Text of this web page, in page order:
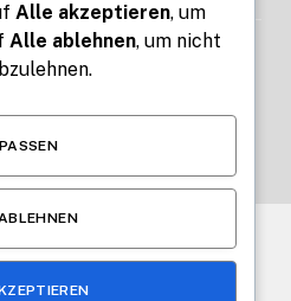
News über Künstliche
und moderne
vorbehalten.News Impuls
Alle akzeptieren, um
Alle ablehnen, um nicht